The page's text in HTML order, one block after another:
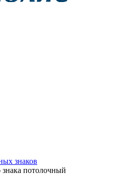
знаков
потолочный